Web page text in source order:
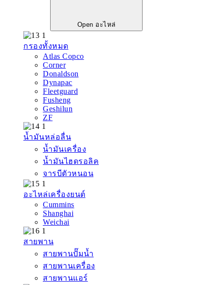
Open อะไหล่
กรองทั้งหมด
Atlas Copco
Corner
Donaldson
Dynapac
Fleetguard
Fusheng
Geshilun
ZF
น้ำมันหล่อลื่น
น้ำมันเครื่อง
น้ำมันไฮดรอลิค
จารบีตัวหนอน
อะไหล่เครื่องยนต์
Cummins
Shanghai
Weichai
สายพาน
สายพานปั๊มน้ำ
สายพานเครื่อง
สายพานแอร์